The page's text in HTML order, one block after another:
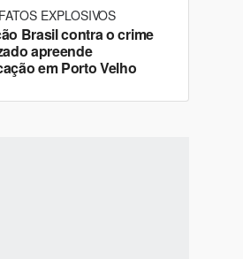
EXPLOSIVOS
Brasil contra o crime
apreende
em Porto Velho